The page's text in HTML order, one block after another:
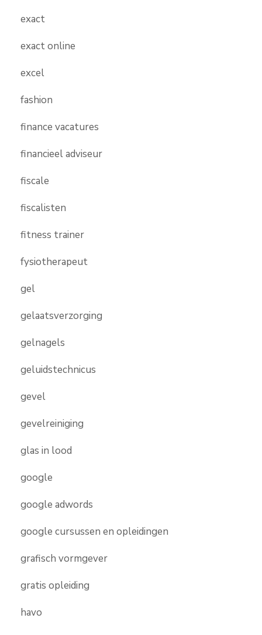
exact
exact online
excel
fashion
finance vacatures
financieel adviseur
fiscale
fiscalisten
fitness trainer
fysiotherapeut
gel
gelaatsverzorging
gelnagels
geluidstechnicus
gevel
gevelreiniging
glas in lood
google
google adwords
google cursussen en opleidingen
grafisch vormgever
gratis opleiding
havo